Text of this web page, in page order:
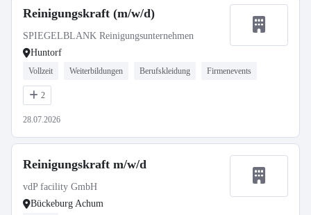
Reinigungskraft (m/w/d)
SPIEGELBLANK Reinigungsunternehmen
Huntorf
Vollzeit Weiterbildungen Berufskleidung Firmenevents
2
28.07.2026
Reinigungskraft m/w/d
vdP facility GmbH
Bückeburg Achum